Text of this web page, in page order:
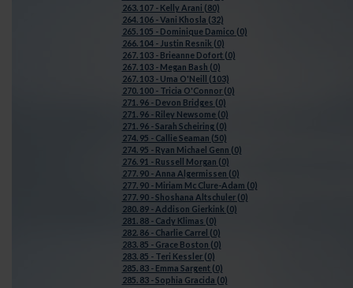
263. 107 - Kelly Arani (80)
264. 106 - Vani Khosla (32)
265. 105 - Dominique Damico (0)
266. 104 - Justin Resnik (0)
267. 103 - Brieanne Dofort (0)
267. 103 - Megan Bash (0)
267. 103 - Uma O'Neill (103)
270. 100 - Tricia O'Connor (0)
271. 96 - Devon Bridges (0)
271. 96 - Riley Newsome (0)
271. 96 - Sarah Scheiring (0)
274. 95 - Callie Seaman (50)
274. 95 - Ryan Michael Genn (0)
276. 91 - Russell Morgan (0)
277. 90 - Anna Algermissen (0)
277. 90 - Miriam Mc Clure-Adam (0)
277. 90 - Shoshana Altschuler (0)
280. 89 - Addison Gierkink (0)
281. 88 - Cady Klimas (0)
282. 86 - Charlie Carrel (0)
283. 85 - Grace Boston (0)
283. 85 - Teri Kessler (0)
285. 83 - Emma Sargent (0)
285. 83 - Sophia Gracida (0)